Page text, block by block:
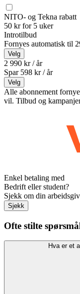
NITO- og Tekna rabatt
50 kr for 5 uker
Introtilbud
Fornyes automatisk til
Velg
2 990 kr / år
Spar 598 kr /år
Velg
Alle abonnement
vil. Tilbud og
Enkel betaling med
Bedrift eller student?
Sjekk om din
Sjekk
Ofte stilte
Hva er et